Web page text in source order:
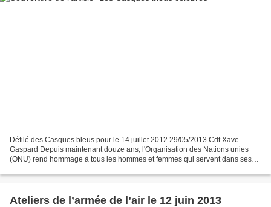
Défilé des Casques bleus pour le 14 juillet 2012 29/05/2013 Cdt Xave
Gaspard Depuis maintenant douze ans, l'Organisation des Nations unies
(ONU) rend hommage à tous les hommes et femmes qui servent dans ses
Ateliers de l’armée de l’air le 12 juin 2013